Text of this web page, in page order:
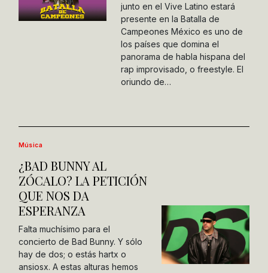
junto en el Vive Latino estará
presente en la Batalla de
Campeones México es uno de
los países que domina el
panorama de habla hispana del
rap improvisado, o freestyle. El
oriundo de…
Música
¿BAD BUNNY AL
ZÓCALO? LA PETICIÓN
QUE NOS DA
ESPERANZA
Falta muchísimo para el
concierto de Bad Bunny. Y sólo
hay de dos; o estás hartx o
ansiosx. A estas alturas hemos